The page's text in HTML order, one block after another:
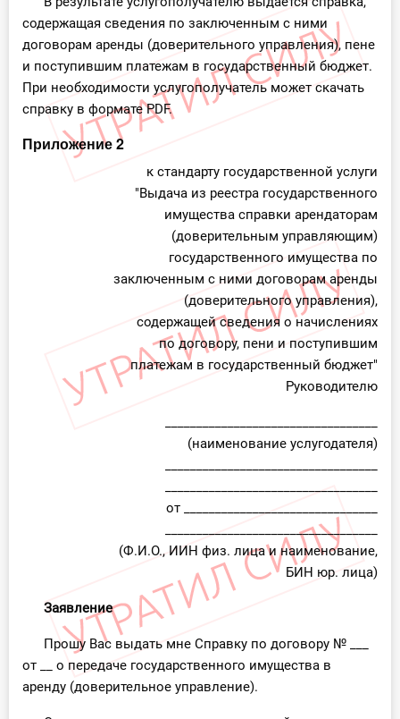
содержащая сведения по заключенным с ними
договорам аренды (доверительного управления), пене
и поступившим платежам в государственный бюджет.
При необходимости услугополучатель может скачать
справку в формате PDF.
Приложение 2
к стандарту государственной услуги
"Выдача из реестра государственного
имущества справки арендаторам
(доверительным управляющим)
государственного имущества по
заключенным с ними договорам аренды
(доверительного управления),
содержащей сведения о начислениях
по договору, пени и поступившим
платежам в государственный бюджет"
Руководителю
(наименование услугодателя)
от _______________________________
__________________________________
(Ф.И.О., ИИН физ. лица и наименование,
БИН юр. лица)
Заявление
Прошу Вас выдать мне Справку по договору № ___
от __ о передаче государственного имущества в
аренду (доверительное управление).